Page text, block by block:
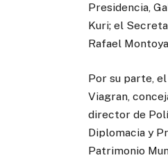
Presidencia,
Kuri; el
Rafael
Por su parte,
Viagran,
director de
Diplomacia y
Patrimonio